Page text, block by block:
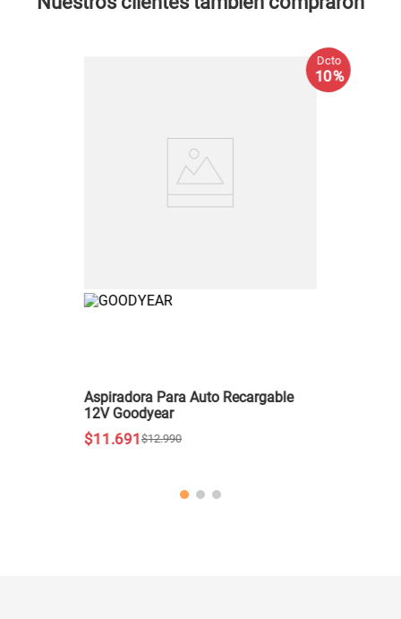
Dcto
10 %
Aspiradora Para Auto Recargable
12V Goodyear
$12.990
$11.691